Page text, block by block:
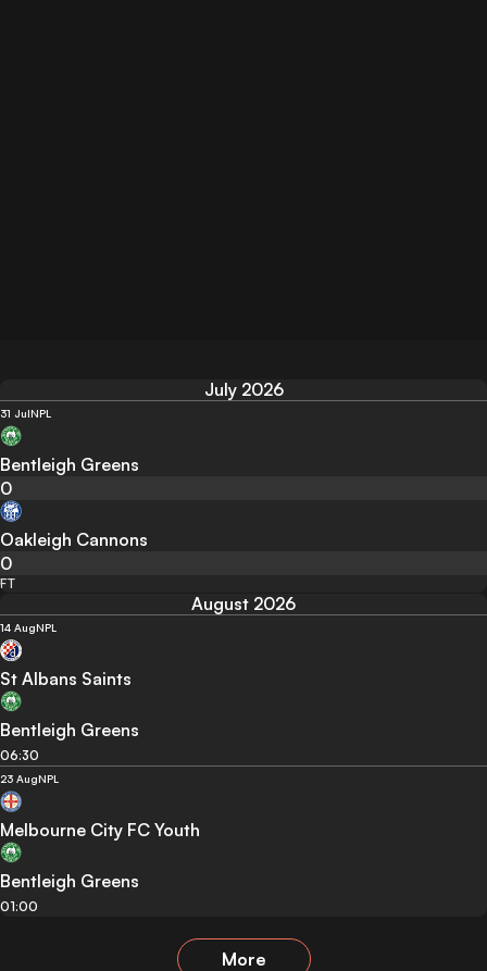
July 2026
31 JulNPL
Bentleigh Greens
0
Oakleigh Cannons
0
FT
August 2026
14 AugNPL
St Albans Saints
Bentleigh Greens
06:30
23 AugNPL
Melbourne City FC Youth
Bentleigh Greens
01:00
More